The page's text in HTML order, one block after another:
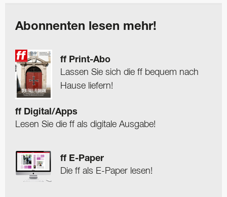
Abonnenten lesen mehr!
ff Print-Abo
Lassen Sie sich die ff bequem nach
Hause liefern!
ff Digital/Apps
Lesen Sie die ff als digitale Ausgabe!
ff E-Paper
Die ff als E-Paper lesen!